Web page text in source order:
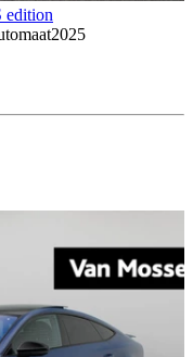
edition
2025